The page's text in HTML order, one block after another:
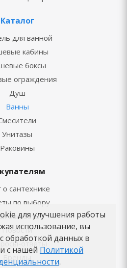
Каталог
для ванной
кабины
боксы
ограждения
Душ
Ванны
Унитазы
Раковины
о сантехнике
по выбору
заказать
Новости
ответы
для улучшения работы
использование, вы
обработкой данных в
с нашей Политикой
.